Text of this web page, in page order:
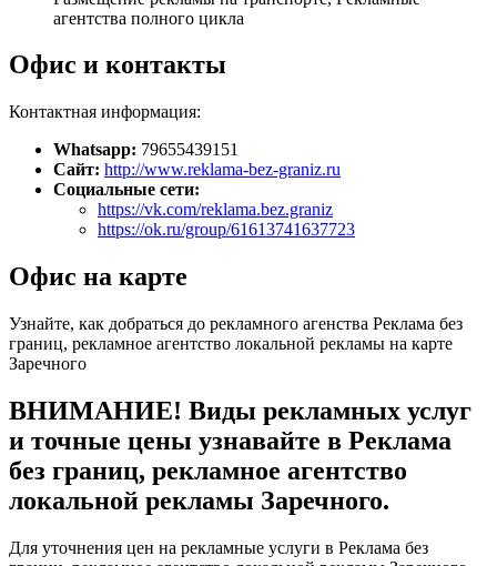
агентства полного цикла
Офис и контакты
Контактная информация:
Whatsapp: 79655439151
Сайт: http://www.reklama-bez-graniz.ru
Социальные сети:
https://vk.com/reklama.bez.graniz
https://ok.ru/group/61613741637723
Офис на карте
Узнайте, как добраться до рекламного агенства Реклама без
границ, рекламное агентство локальной рекламы на карте
Заречного
ВНИМАНИЕ! Виды рекламных услуг
и точные цены узнавайте в Реклама
без границ, рекламное агентство
локальной рекламы Заречного.
Для уточнения цен на рекламные услуги в Реклама без